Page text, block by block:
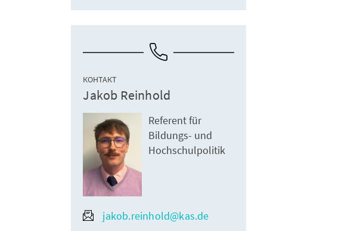
КОНТАКТ
Jakob Reinhold
Referent für
Bildungs- und
Hochschulpolitik
jakob.reinhold@kas.de